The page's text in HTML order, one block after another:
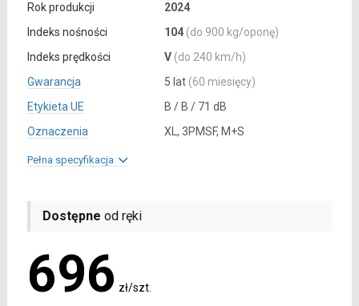
Rok produkcji
2024
Indeks nośności
104 (do 900 kg/oponę)
Indeks prędkości
V (do 240 km/h)
Gwarancja
5 lat (60 miesięcy)
Etykieta UE
B / B / 71 dB
Oznaczenia
XL, 3PMSF, M+S
Pełna specyfikacja
Dostępne od ręki
696 zł/szt.